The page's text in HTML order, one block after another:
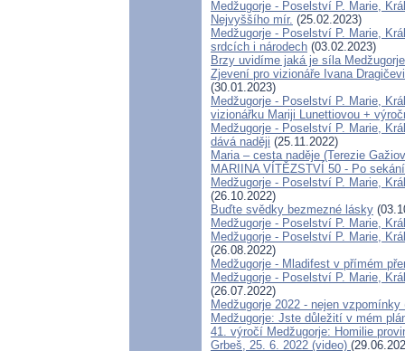
Medžugorje - Poselství P. Marie,
Nejvyššího mír. (25.02.2023)
Medžugorje - Poselství P. Marie,
srdcích i národech (03.02.2023)
Brzy uvidíme jaká je síla Medžugorje
Zjevení pro vizionáře Ivana
(30.01.2023)
Medžugorje - Poselství P. Marie,
vizionářku Mariji Lunettiovou +
Medžugorje - Poselství P. Marie,
dává naději (25.11.2022)
Maria – cesta naděje (Terezie
MARIINA VÍTĚZSTVÍ 50 - Po
Medžugorje - Poselství P. Marie,
(26.10.2022)
Buďte svědky bezmezné lásky
Medžugorje - Poselství P. Marie,
Medžugorje - Poselství P. Marie,
(26.08.2022)
Medžugorje - Mladifest v přímém
Medžugorje - Poselství P. Marie,
(26.07.2022)
Medžugorje 2022 - nejen vzpomínky
Medžugorje: Jste důležití v mém
41. výročí Medžugorje: Homilie
Grbeš, 25. 6. 2022 (video)